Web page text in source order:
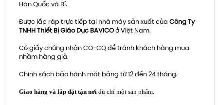
Hàn Quốc và Bỉ.
Được lắp ráp trực tiếp tại nhà máy sản xuất của Công Ty
TNHH Thiết Bị Giáo Dục BAVICOở Việt Nam.
Có giấy chứng nhận CO-CQ để tránh khách hàng mua
nhầm hàng giả.
Chính sách bảo hành mặt bảng từ 12 đến 24 tháng.
Giao hàng và lắp đặt tận nơidù chỉ một sản phẩm.